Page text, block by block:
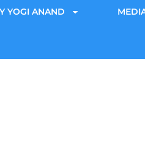
YOGI ANAND